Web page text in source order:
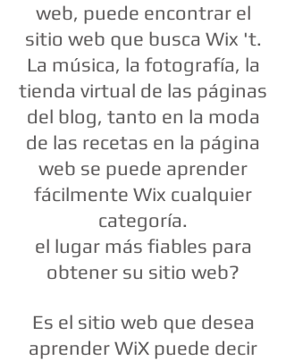
web, puede encontrar el
sitio web que busca Wix 't.
La música, la fotografía, la
tienda virtual de las páginas
del blog, tanto en la moda
de las recetas en la página
web se puede aprender
fácilmente Wix cualquier
categoría.
el lugar más fiables para
obtener su sitio web?
Es el sitio web que desea
aprender WiX puede decir